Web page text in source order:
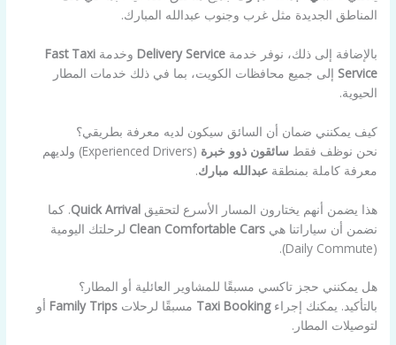
المناطق الجديدة مثل غرب وجنوب عبدالله المبارك.
بالإضافة إلى ذلك، نوفر خدمةDelivery Service وخدمةFast Taxi
Service إلى جميع محافظات الكويت، بما في ذلك خدمات المطار
الحيوية.
كيف يمكنني ضمان أن السائق سيكون لديه معرفة بطريقي؟
نحن نوظف فقط سائقون ذوو خبرة
(Experienced Drivers) ولديهم
معرفة كاملة بمنطقةعبدالله مبارك.
هذا يضمن أنهم يختارون المسار الأسرع لتحقيقQuick Arrival. كما
نضمن أن سياراتنا هيClean Comfortable Cars لرحلتك اليومية
(Daily Commute).
هل يمكنني حجز تاكسي مسبقًا للمشاوير العائلية أو المطار؟
بالتأكيد. يمكنك إجراءTaxi Booking مسبقًا لرحلاتFamily Trips أو
لتوصيلات المطار.